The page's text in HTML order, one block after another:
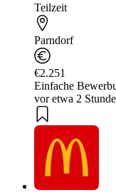
Teilzeit
Parndorf
€2.251
Einfache
vor etwa 2